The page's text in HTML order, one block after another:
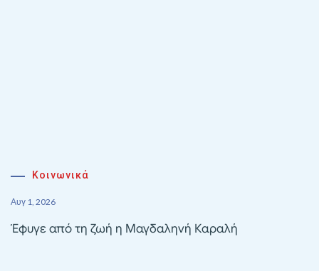
Κοινωνικά
Αυγ 1, 2026
Έφυγε από τη ζωή η Μαγδαληνή Καραλή